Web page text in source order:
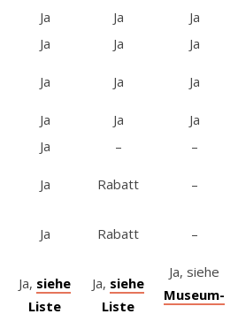
Ja Ja
Ja
Ja Ja
Ja
Ja Ja Ja
Ja Ja
Ja
Ja –
–
Ja Rabatt –
Ja Rabatt –
Ja, siehe
Liste
Ja, siehe
Liste
Ja, siehe
Museum-